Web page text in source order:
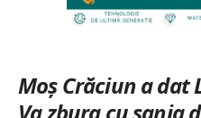
Moș Crăciun a dat